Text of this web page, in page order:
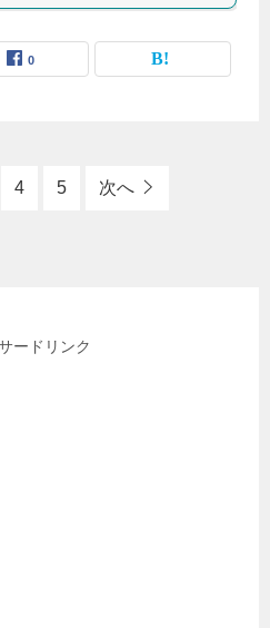
0
4 5 次へ
ードリンク